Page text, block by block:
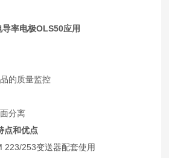
率电极OLS50应用
的质量监控
分离
点和优点
223/253变送器配套使用